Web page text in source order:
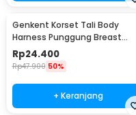
Genkent Korset Tali Body
Harness Punggung Breast
Support S - BBJ-16
Rp24.400
Rp47.900 50%
+ Keranjang